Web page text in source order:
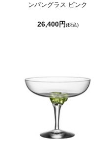
ンパングラス ピンク
26,400円(税込)